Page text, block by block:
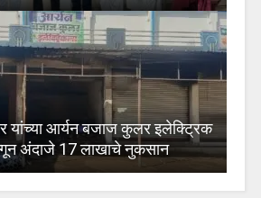
यांच्या आर्यन बजाज कुलर इलेक्ट्रिक
अंदाजे 17 लाखाचे नुकसान